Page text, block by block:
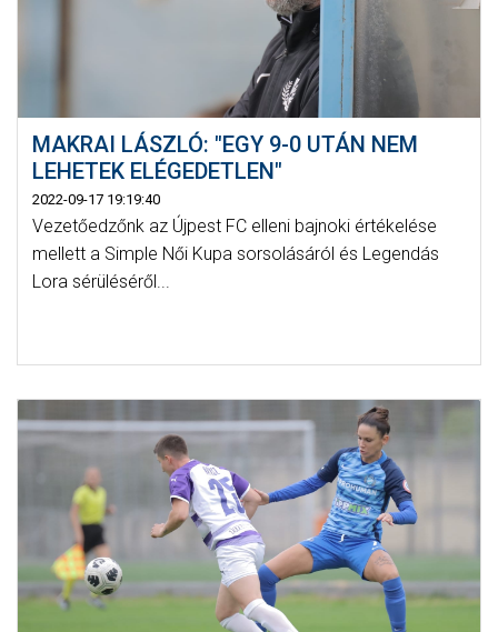
SZURKOLÓI ÉLMÉNYEK
SAJTÓ
MAKRAI LÁSZLÓ: "EGY 9-0 UTÁN NEM
LEHETEK ELÉGEDETLEN"
2022-09-17 19:19:40
Vezetőedzőnk az Újpest FC elleni bajnoki értékelése
mellett a Simple Női Kupa sorsolásáról és Legendás
Lora sérüléséről...